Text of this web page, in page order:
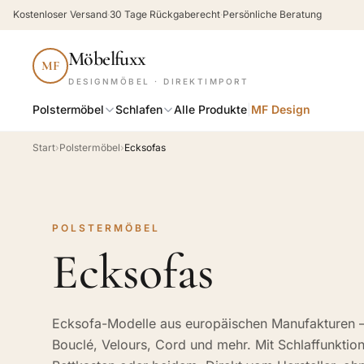
Kostenloser Versand·30 Tage Rückgaberecht·Persönliche Beratung
MF Möbelfuxx
DESIGNMÖBEL · DIREKTIMPORT
Polstermöbel Schlafen Alle Produkte MF Design
Start›Polstermöbel›Ecksofas
POLSTERMÖBEL
Ecksofas
Ecksofa-Modelle aus europäischen Manufakturen
Bouclé, Velours, Cord und mehr. Mit